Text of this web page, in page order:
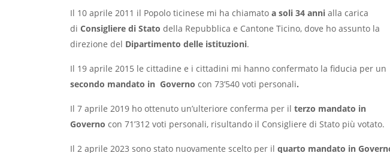
Il 10 aprile 2011 il Popolo ticinese mi ha chiamato a soli 34 anni alla carica
di Consigliere di Stato della Repubblica e Cantone Ticino, dove ho assunto la
direzione del Dipartimento delle istituzioni.
Il 19 aprile 2015 le cittadine e i cittadini mi hanno confermato la fiducia per un
secondo mandato in Governo con 73’540 voti personali.
Il 7 aprile 2019 ho ottenuto un’ulteriore conferma per il terzo mandato in
Governo con 71’312 voti personali, risultando il Consigliere di Stato più votato.
Il 2 aprile 2023 sono stato nuovamente scelto per il quarto mandato in